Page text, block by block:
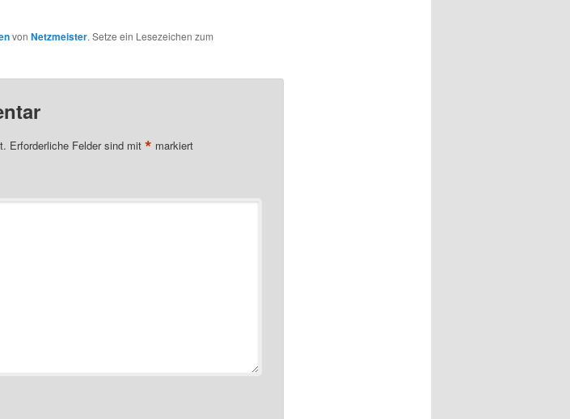
von Netzmeister. Setze ein Lesezeichen zum
Erforderliche Felder sind mit * markiert